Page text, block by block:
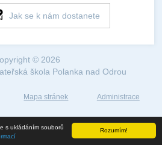
Rozumím!
s ukládáním souborů
Jak se k nám dostanete
© 2026
škola Polanka nad Odrou
Mapa stránek Administrace